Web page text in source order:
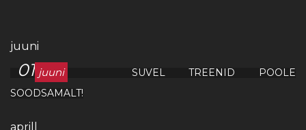
juuni
01 juuni
SUVEL TREENID POOLE
SOODSAMALT!
aprill